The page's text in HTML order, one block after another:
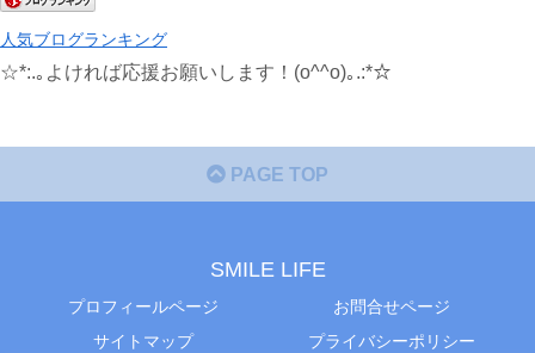
人気ブログランキング
☆*:.｡よければ応援お願いします！(o^^o)｡.:*☆
PAGE TOP
SMILE LIFE
プロフィールページ
お問合せページ
サイトマップ
プライバシーポリシー